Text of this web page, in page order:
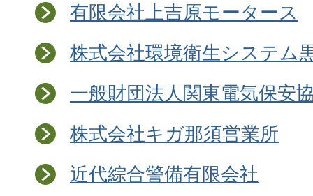
有限会社上吉原モータース
株式会社環境衛生システム
一般財団法人関東電気保安
株式会社キガ那須営業所
近代綜合警備有限会社